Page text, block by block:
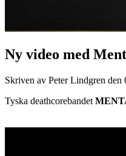
Ny video med
Skriven av Peter Lindgren den
Tyska deathcorebandet